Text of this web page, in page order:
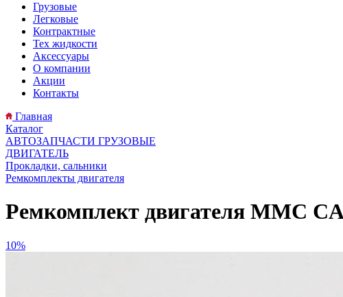
Грузовые
Легковые
Контрактные
Тех жидкости
Аксессуары
О компании
Акции
Контакты
Главная
Каталог
АВТОЗАПЧАСТИ ГРУЗОВЫЕ
ДВИГАТЕЛЬ
Прокладки, сальники
Ремкомплекты двигателя
Ремкомплект двигателя MMC
10%